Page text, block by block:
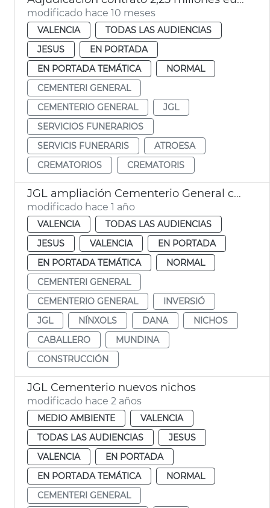
modificado hace 10 meses
VALENCIA
TODAS LAS AUDIENCIAS
JESUS
EN PORTADA
EN PORTADA TEMÁTICA
NORMAL
CEMENTERI GENERAL
CEMENTERIO GENERAL
JGL
SERVICIOS FUNERARIOS
SERVICIS FUNERARIS
ATROESA
CREMATORIOS
CREMATORIS
JGL ampliación Cementerio General con 2.596 nuevos nichos
modificado hace 1 año
VALENCIA
TODAS LAS AUDIENCIAS
JESUS
VALENCIA
EN PORTADA
EN PORTADA TEMÁTICA
NORMAL
CEMENTERI GENERAL
CEMENTERIO GENERAL
INVERSIÓ
JGL
NÍNXOLS DANA
NICHOS
CABALLERO
MUNDINA
CONSTRUCCIÓN
JGL Cementerio nuevos nichos
modificado hace 2 años
MEDIO AMBIENTE
VALENCIA
TODAS LAS AUDIENCIAS
JESUS
VALENCIA
EN PORTADA
EN PORTADA TEMÁTICA
NORMAL
CEMENTERI GENERAL